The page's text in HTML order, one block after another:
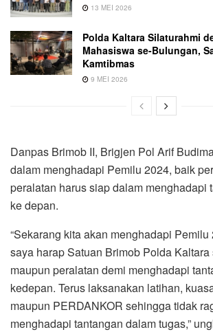
13 MEI 2026
Polda Kaltara Silaturahmi
Mahasiswa se-Bulungan,
Kamtibmas
9 MEI 2026
Danpas Brimob II, Brigjen Pol Arif
dalam menghadapi Pemilu 2024, baik
peralatan harus siap dalam menghadapi
ke depan.
“Sekarang kita akan menghadapi Pemilu
saya harap Satuan Brimob Polda
maupun peralatan demi menghadapi
kedepan. Terus laksanakan latihan,
maupun PERDANKOR sehingga tidak
menghadapi tantangan dalam tugas,”